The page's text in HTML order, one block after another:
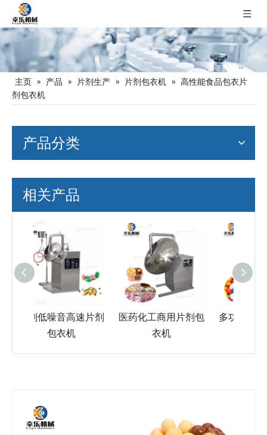
主页 » 产品 » 片剂生产 » 片剂包衣机 » 高性能食品包衣片
剂包衣机
产品分类
相关产品
医药化工商用片剂包
衣机
多功能全自动高产量
片剂包衣机